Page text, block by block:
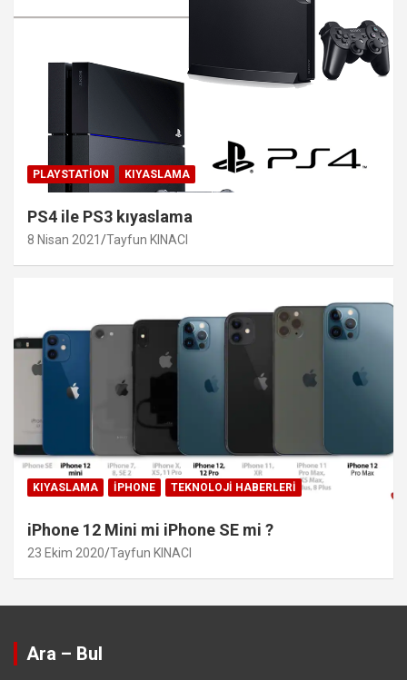
PLAYSTATION KIYASLAMA
PS4 ile PS3 kıyaslama
8 Nisan 2021 Tayfun KINACI
KIYASLAMA IPHONE TEKNOLOJI HABERLERI
iPhone 12 Mini mi iPhone SE mi ?
23 Ekim 2020 Tayfun KINACI
Ara – Bul